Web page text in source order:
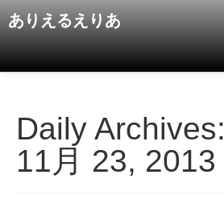
ありえるえりあ
旧コンテンツ
Daily Archives:
11月 23, 2013